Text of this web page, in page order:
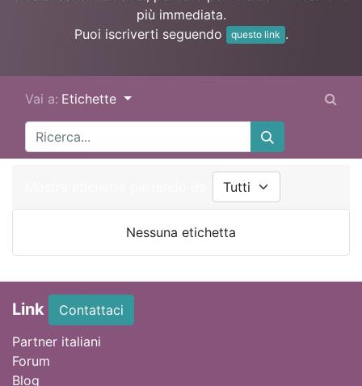
più immediata.
Puoi iscriverti seguendo
questo link .
Vai a: Etichette
Nessuna etichetta
Link
Contattaci
Partner italiani
Forum
Blog